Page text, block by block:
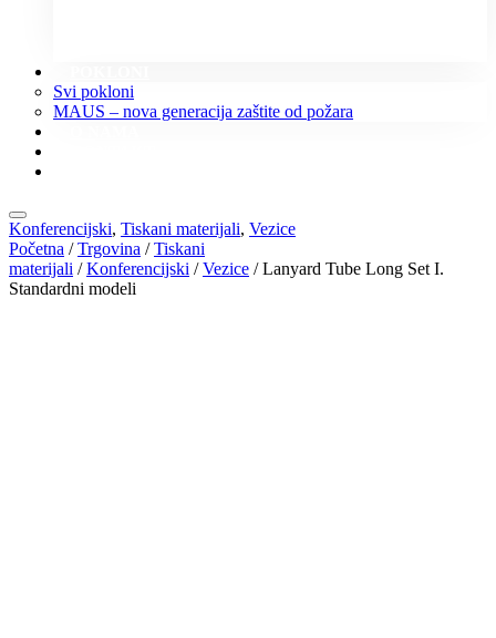
Svi pokloni
MAUS – nova generacija zaštite od požara
Konferencijski, Tiskani materijali, Vezice
Početna /Trgovina /Tiskani
materijali /Konferencijski /Vezice / Lanyard Tube Long Set I.
Standardni modeli